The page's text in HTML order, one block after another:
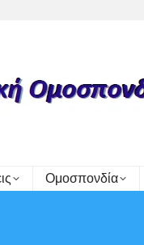
Ομοσπονδία